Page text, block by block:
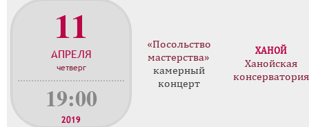
11
АПРЕЛЯ
четверг
19:00
2019
«Посольство
мастерства»
камерный
концерт
ХАНОЙ
Ханойская
консерватория